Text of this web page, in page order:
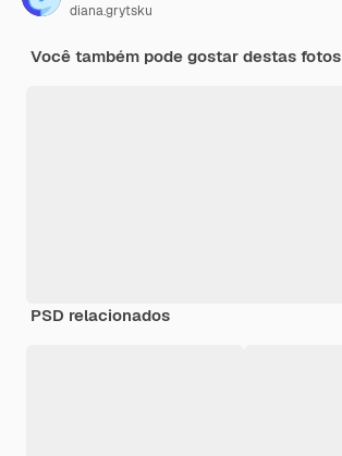
diana.grytsku
Você também pode gostar destas fotos
PSD relacionados